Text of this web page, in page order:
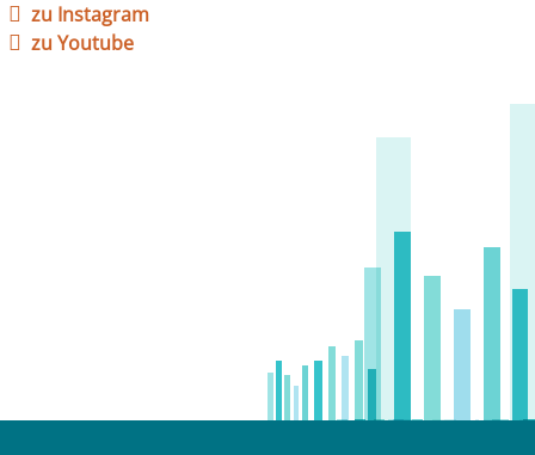
zu Instagram
zu Youtube